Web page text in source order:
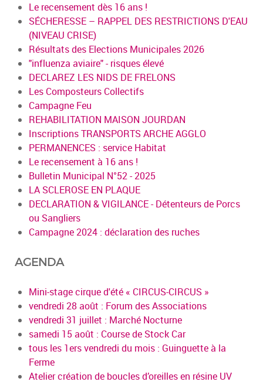
Le recensement dès 16 ans !
SÉCHERESSE – RAPPEL DES RESTRICTIONS D'EAU
(NIVEAU CRISE)
Résultats des Elections Municipales 2026
"influenza aviaire" - risques élevé
DECLAREZ LES NIDS DE FRELONS
Les Composteurs Collectifs
Campagne Feu
REHABILITATION MAISON JOURDAN
Inscriptions TRANSPORTS ARCHE AGGLO
PERMANENCES : service Habitat
Le recensement à 16 ans !
Bulletin Municipal N°52 - 2025
LA SCLEROSE EN PLAQUE
DECLARATION & VIGILANCE - Détenteurs de Porcs
ou Sangliers
Campagne 2024 : déclaration des ruches
AGENDA
Mini-stage cirque d'été « CIRCUS-CIRCUS »
vendredi 28 août : Forum des Associations
vendredi 31 juillet : Marché Nocturne
samedi 15 août : Course de Stock Car
tous les 1ers vendredi du mois : Guinguette à la
Ferme
Atelier création de boucles d’oreilles en résine UV